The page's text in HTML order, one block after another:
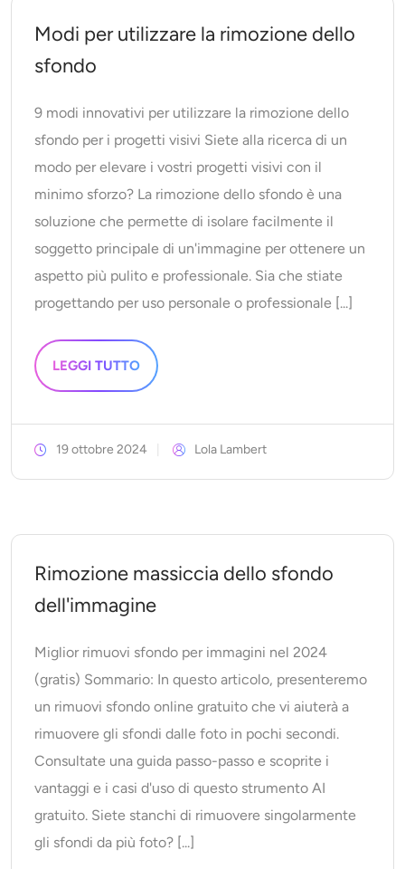
Modi per utilizzare la rimozione dello
sfondo
9 modi innovativi per utilizzare la rimozione dello
sfondo per i progetti visivi Siete alla ricerca di un
modo per elevare i vostri progetti visivi con il
minimo sforzo? La rimozione dello sfondo è una
soluzione che permette di isolare facilmente il
soggetto principale di un'immagine per ottenere un
aspetto più pulito e professionale. Sia che stiate
progettando per uso personale o professionale [...]
LEGGI TUTTO
19 ottobre 2024 Lola Lambert
Rimozione massiccia dello sfondo
dell'immagine
Miglior rimuovi sfondo per immagini nel 2024
(gratis) Sommario: In questo articolo, presenteremo
un rimuovi sfondo online gratuito che vi aiuterà a
rimuovere gli sfondi dalle foto in pochi secondi.
Consultate una guida passo-passo e scoprite i
vantaggi e i casi d'uso di questo strumento AI
gratuito. Siete stanchi di rimuovere singolarmente
gli sfondi da più foto? [...]